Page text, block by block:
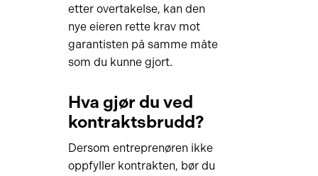
etter overtakelse, kan den
nye eieren rette krav mot
garantisten på samme måte
som du kunne gjort.
Hva gjør du ved
kontraktsbrudd?
Dersom entreprenøren ikke
oppfyller kontrakten, bør du